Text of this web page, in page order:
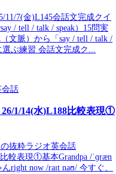
11/7(金)L145会話文完成クイ
/ tell / talk / speak）15問実
文脈）から「say / tell / talk /
選ぶ練習 会話文完成ク...
会話
1/14(水)L188比較表現①
抜粋ラジオ英会話
較表現①基本Grandpa /ˈɡræn
んright now /raɪt naʊ/ 今すぐ、